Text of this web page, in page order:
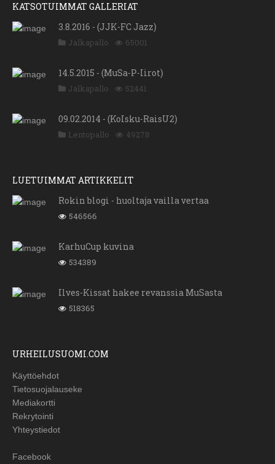
KATSOTUIMMAT GALLERIAT
3.8.2016 - (JJK-FC Jazz)
Jalkapallo 65001
14.5.2015 - (MuSa-P-Iirot)
Jalkapallo 52441
09.02.2014 - (KoIsku-RaisU2)
Lentopallo 49278
LUETUIMMAT ARTIKKELIT
Rokin blogi - huoltaja vailla vertaa
546566
KarhuCup kuvina
534389
Ilves-Kissat hakee revanssia MuSasta
518365
URHEILUSUOMI.COM
Käyttöehdot
Tietosuojalauseke
Mediakortti
Rekrytointi
Yhteystiedot
Facebook